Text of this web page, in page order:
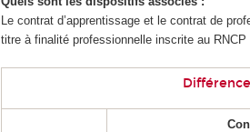
Le contrat d’apprentissage et le contrat de
titre à finalité professionnelle inscrite au